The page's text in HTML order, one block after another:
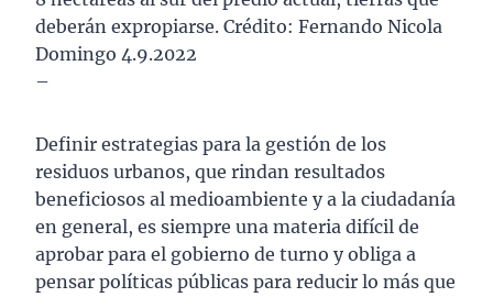
deberán expropiarse. Crédito: Fernando Nicola
Domingo 4.9.2022
–
Definir estrategias para la gestión de los
residuos urbanos, que rindan resultados
beneficiosos al medioambiente y a la ciudadanía
en general, es siempre una materia difícil de
aprobar para el gobierno de turno y obliga a
pensar políticas públicas para reducir lo más que